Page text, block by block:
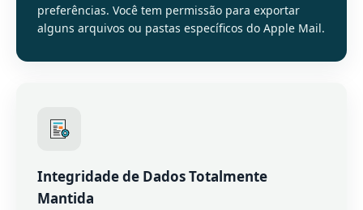
preferências. Você tem permissão para exportar
alguns arquivos ou pastas específicos do Apple Mail.
Integridade de Dados Totalmente
Mantida